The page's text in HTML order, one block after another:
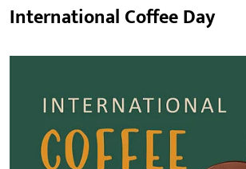
International Coffee Day